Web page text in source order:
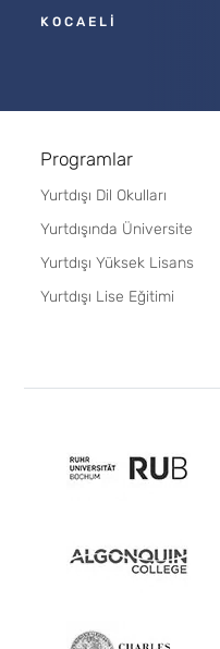
KOCAELİ
Programlar
Yurtdışı Dil Okulları
Yurtdışında Üniversite
Yurtdışı Yüksek Lisans
Yurtdışı Lise Eğitimi